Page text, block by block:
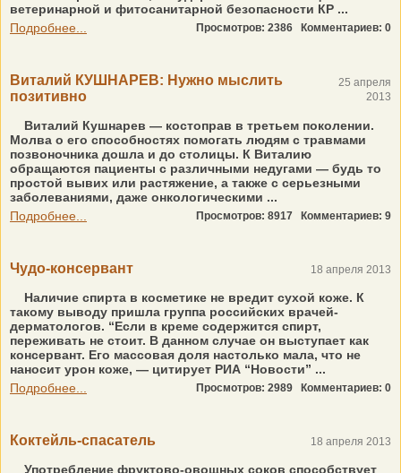
ветеринарной и фитосанитарной безопасности КР ...
Подробнее...
Просмотров: 2386 Комментариев: 0
Виталий КУШНАРЕВ: Нужно мыслить
позитивно
25 апреля
2013
Виталий Кушнарев — костоправ в третьем поколении.
Молва о его способностях помогать людям с травмами
позвоночника дошла и до столицы. К Виталию
обращаются пациенты с различными недугами — будь то
простой вывих или растяжение, а также с серьезными
заболеваниями, даже онкологическими ...
Подробнее...
Просмотров: 8917 Комментариев: 9
Чудо-консервант 18 апреля 2013
Наличие спирта в косметике не вредит сухой коже. К
такому выводу пришла группа российских врачей-
дерматологов. “Если в креме содержится спирт,
переживать не стоит. В данном случае он выступает как
консервант. Его массовая доля настолько мала, что не
наносит урон коже, — цитирует РИА “Новости” ...
Подробнее...
Просмотров: 2989 Комментариев: 0
Коктейль-спасатель 18 апреля 2013
Употребление фруктово-овощных соков способствует